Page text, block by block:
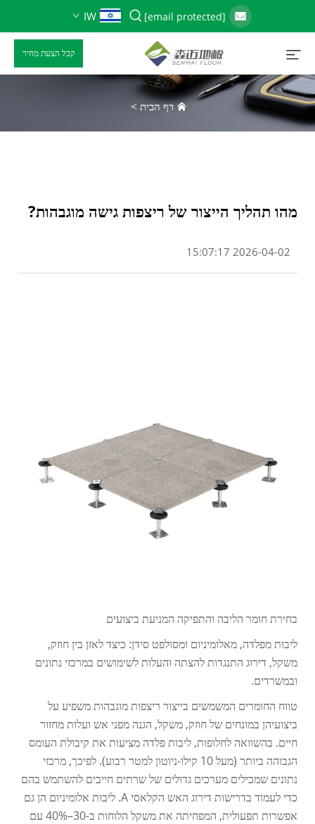
[email protected]
IW
קבל הצעת מחיר
דף הבית >
מהו תהליך הייצור של ריצפות גישה מוגבהות?
2026-04-02 15:07:17
בחירת חומר הליבה והתפיקה המניעת ביצועים
ליבות מפלדה, מאלומיניום ומסולפט סידן: כיצד לאזן בין חוזק,
משקל, דירוג התנגדות להצתה והעלות לשימושים במרכזי נתונים
ובמשרדים.
טווח החומרים המשמשים בייצור ריצפות מוגבהות משפיע על
ביצועיהן במונחים של חוזק, משקל, הגנה מפני אש ועלות מחזור
חיים. בהשוואה לחלופות, ליבות פלדה מציעות את קיבולת העומס
הגבוהה ביותר (מעל 10 קילו-ניוטון למטר רבוע). לפיכך, מרכזי
נתונים שמכילים מערכים גדולים של שרתים חייבים להשתמש בהם
כדי לעמוד בדרישות דירוג האש הקלאסי A. ליבות אלומיניום הן גם
אפשרות תפעולית, המפחיתה את משקל הלוחות ב-30–40% עם